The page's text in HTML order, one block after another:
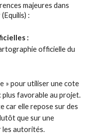
majeures dans
:
:
officielle du
» pour utiliser une cote
plus favorable au projet.
car elle repose sur des
que sur une
les autorités.